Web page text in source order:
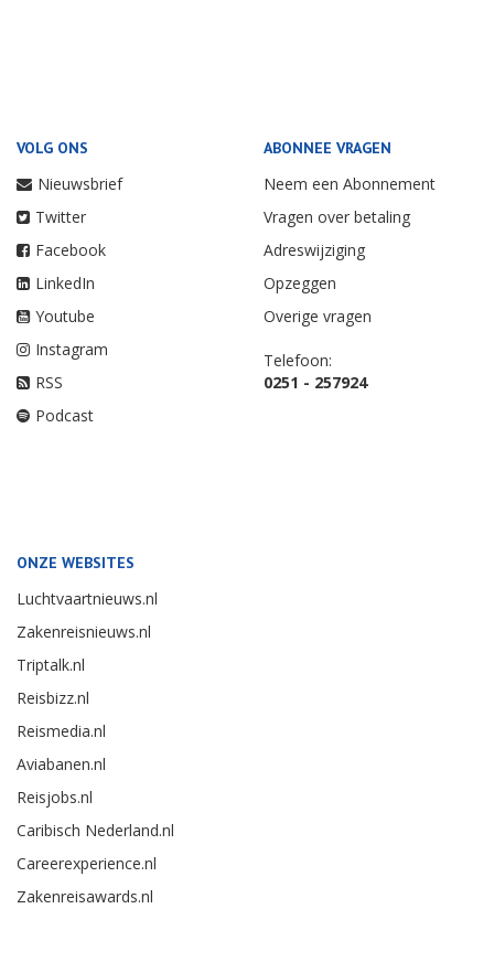
VOLG ONS
Nieuwsbrief
Twitter
Facebook
LinkedIn
Youtube
Instagram
RSS
Podcast
ABONNEE VRAGEN
Neem een Abonnement
Vragen over betaling
Adreswijziging
Opzeggen
Overige vragen
Telefoon:
0251 - 257924
ONZE WEBSITES
Luchtvaartnieuws.nl
Zakenreisnieuws.nl
Triptalk.nl
Reisbizz.nl
Reismedia.nl
Aviabanen.nl
Reisjobs.nl
Caribisch Nederland.nl
Careerexperience.nl
Zakenreisawards.nl